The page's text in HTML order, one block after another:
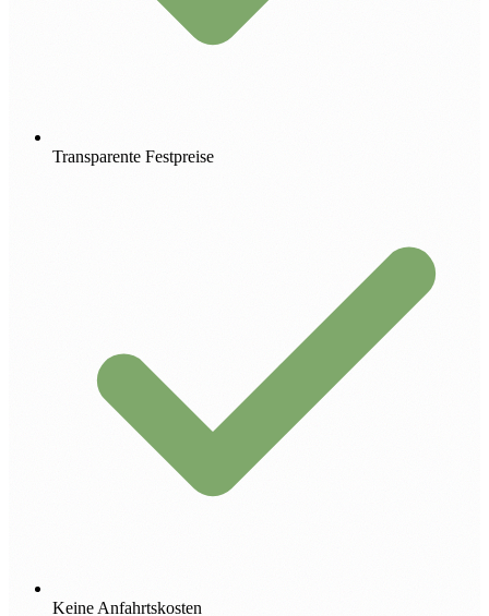
Transparente Festpreise
Keine Anfahrtskosten